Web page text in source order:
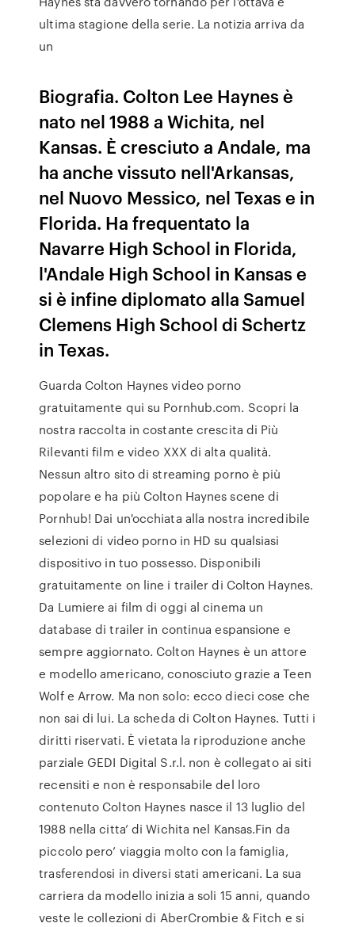
ultima stagione della serie. La notizia arriva da
un
Biografia. Colton Lee Haynes è
nato nel 1988 a Wichita, nel
Kansas. È cresciuto a Andale, ma
ha anche vissuto nell'Arkansas,
nel Nuovo Messico, nel Texas e in
Florida. Ha frequentato la
Navarre High School in Florida,
l'Andale High School in Kansas e
si è infine diplomato alla Samuel
Clemens High School di Schertz
in Texas.
Guarda Colton Haynes video porno
gratuitamente qui su Pornhub.com. Scopri la
nostra raccolta in costante crescita di Più
Rilevanti film e video XXX di alta qualità.
Nessun altro sito di streaming porno è più
popolare e ha più Colton Haynes scene di
Pornhub! Dai un'occhiata alla nostra incredibile
selezioni di video porno in HD su qualsiasi
dispositivo in tuo possesso. Disponibili
gratuitamente on line i trailer di Colton Haynes.
Da Lumiere ai film di oggi al cinema un
database di trailer in continua espansione e
sempre aggiornato. Colton Haynes è un attore
e modello americano, conosciuto grazie a Teen
Wolf e Arrow. Ma non solo: ecco dieci cose che
non sai di lui. La scheda di Colton Haynes. Tutti i
diritti riservati. È vietata la riproduzione anche
parziale GEDI Digital S.r.l. non è collegato ai siti
recensiti e non è responsabile del loro
contenuto Colton Haynes nasce il 13 luglio del
1988 nella citta’ di Wichita nel Kansas.Fin da
piccolo pero’ viaggia molto con la famiglia,
trasferendosi in diversi stati americani. La sua
carriera da modello inizia a soli 15 anni, quando
veste le collezioni di AberCrombie & Fitch e si